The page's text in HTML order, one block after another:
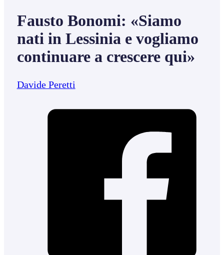
Fausto Bonomi: «Siamo
nati in Lessinia e vogliamo
continuare a crescere qui»
Davide Peretti